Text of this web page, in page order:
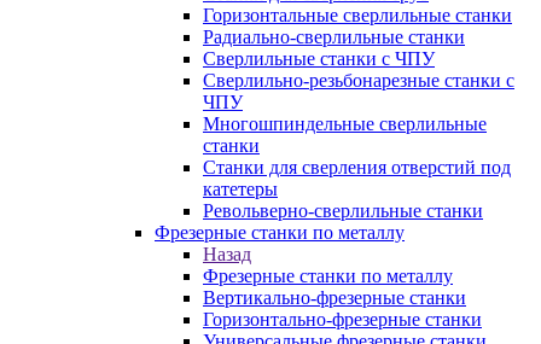
Горизонтальные сверлильные станки
Радиально-сверлильные станки
Сверлильные станки с ЧПУ
Сверлильно-резьбонарезные станки с
ЧПУ
Многошпиндельные сверлильные
станки
Станки для сверления отверстий под
катетеры
Револьверно-сверлильные станки
Фрезерные станки по металлу
Назад
Фрезерные станки по металлу
Вертикально-фрезерные станки
Горизонтально-фрезерные станки